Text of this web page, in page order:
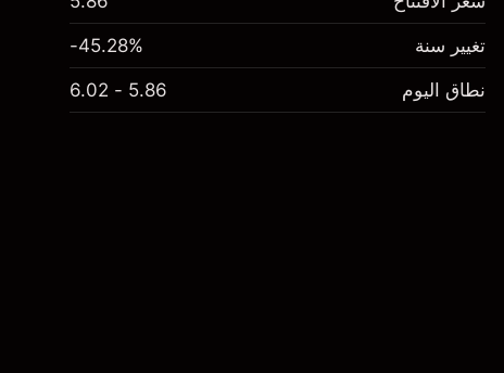
تغيير سنة -45.28%
نطاق اليوم 5.86 - 6.02